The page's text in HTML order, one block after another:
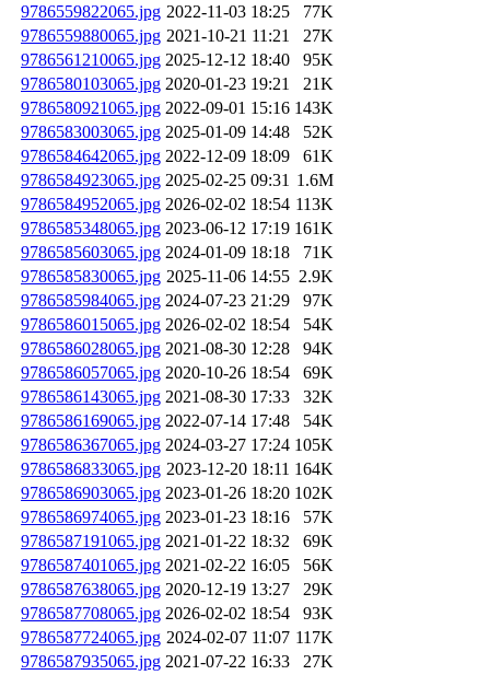
9786559822065.jpg 2022-11-03 18:25
77K
9786559880065.jpg 2021-10-21 11:21
27K
9786561210065.jpg 2025-12-12 18:40
95K
9786580103065.jpg 2020-01-23 19:21
21K
9786580921065.jpg 2022-09-01 15:16 143K
9786583003065.jpg 2025-01-09 14:48
52K
9786584642065.jpg 2022-12-09 18:09
61K
9786584923065.jpg 2025-02-25 09:31 1.6M
9786584952065.jpg 2026-02-02 18:54 113K
9786585348065.jpg 2023-06-12 17:19 161K
9786585603065.jpg 2024-01-09 18:18
71K
9786585830065.jpg 2025-11-06 14:55 2.9K
9786585984065.jpg 2024-07-23 21:29
97K
9786586015065.jpg 2026-02-02 18:54
54K
9786586028065.jpg 2021-08-30 12:28
94K
9786586057065.jpg 2020-10-26 18:54
69K
9786586143065.jpg 2021-08-30 17:33
32K
9786586169065.jpg 2022-07-14 17:48
54K
9786586367065.jpg 2024-03-27 17:24 105K
9786586833065.jpg 2023-12-20 18:11 164K
9786586903065.jpg 2023-01-26 18:20 102K
9786586974065.jpg 2023-01-23 18:16
57K
9786587191065.jpg 2021-01-22 18:32
69K
9786587401065.jpg 2021-02-22 16:05
56K
9786587638065.jpg 2020-12-19 13:27
29K
9786587708065.jpg 2026-02-02 18:54
93K
9786587724065.jpg 2024-02-07 11:07 117K
9786587935065.jpg 2021-07-22 16:33
27K